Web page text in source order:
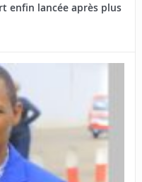
enfin lancée après plus